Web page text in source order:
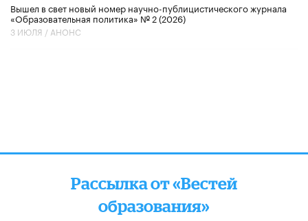
Вышел в свет новый номер научно-публицистического журнала
«Образовательная политика» № 2 (2026)
3 ИЮЛЯ / АНОНС
Рассылка от «Вестей
образования»